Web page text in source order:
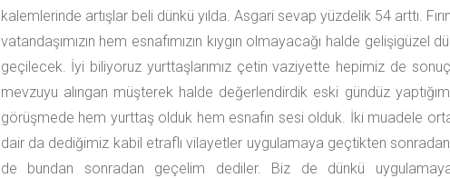
kalemlerinde artışlar beli dünkü yılda. Asgari sevap yüzdelik 54 arttı.
vatandaşımızın hem esnafımızın kıygın olmayacağı halde
geçilecek. İyi biliyoruz yurttaşlarımız çetin vaziyette hepimiz de
mevzuyu alıngan müşterek halde değerlendirdik eski gündüz
görüşmede hem yurttaş olduk hem esnafın sesi olduk. İki muadele
dair da dediğimiz kabil etraflı vilayetler uygulamaya geçtikten sonradan
de bundan sonradan geçelim dediler. Biz de dünkü uygulamaya